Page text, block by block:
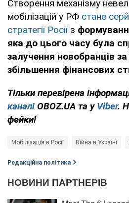
Створення механізму
мобілізацій у РФ стане
стратегії Росіїз
яка до цього часу була
залучення новобранців
збільшення фінансових
Тільки перевірена
каналі OBOZ.UA та у Viber.
фейки!
Мобілізація в Росії Війна в Україні
Редакційна політика